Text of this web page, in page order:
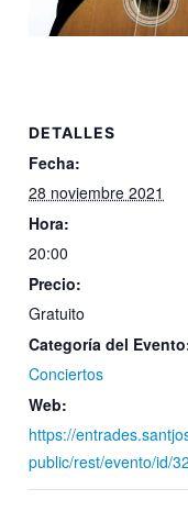
DETALLES
Fecha:
28 noviembre 2021
Hora:
20:00
Precio:
Gratuito
Categoría del
Conciertos
Web:
https://
public/rest/evento/id/